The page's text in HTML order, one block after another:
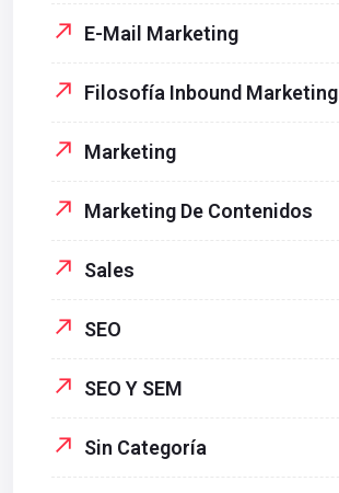
E-Mail Marketing
Filosofía Inbound Marketing
Marketing
Marketing De Contenidos
Sales
SEO
SEO Y SEM
Sin Categoría